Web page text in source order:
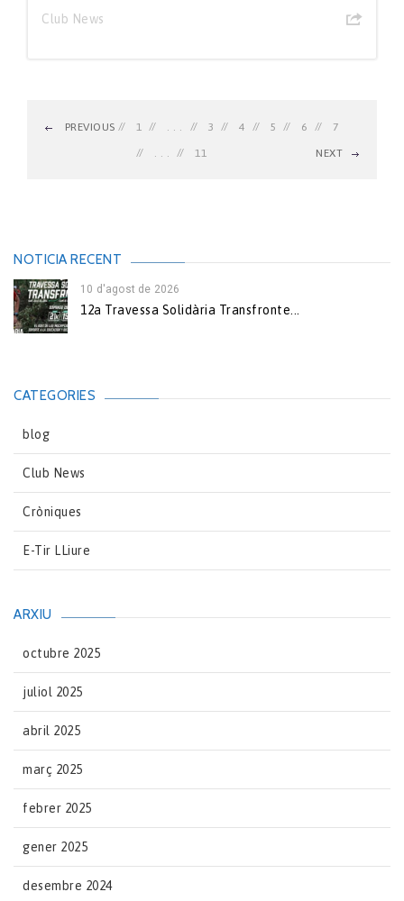
Club News
PREVIOUS 1 . . . 3 4 5 6 7
. . . 11 NEXT
NOTICIA RECENT
10 d'agost de 2026
12a Travessa Solidària Transfronte...
CATEGORIES
blog
Club News
Cròniques
E-Tir LLiure
ARXIU
octubre 2025
juliol 2025
abril 2025
març 2025
febrer 2025
gener 2025
desembre 2024